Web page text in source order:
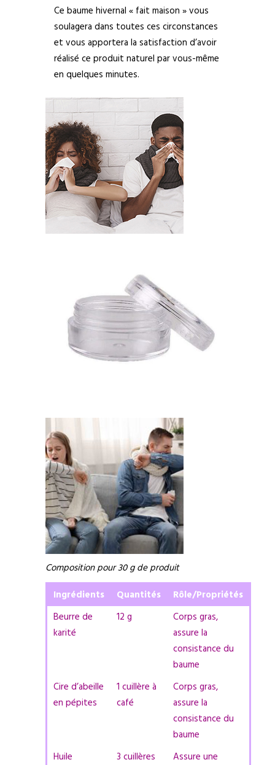
Ce baume hivernal « fait maison » vous
soulagera dans toutes ces circonstances
et vous apportera la satisfaction d’avoir
réalisé ce produit naturel par vous-même
en quelques minutes.
Composition pour 30 g de produit
Ingrédients Quantités
Rôle/Propriétés
Beurre de
karité
12 g
Corps gras,
assure la
consistance du
baume
Cire d’abeille
en pépites
1 cuillère à
café
Corps gras,
assure la
consistance du
baume
Huile
3 cuillères
Assure une